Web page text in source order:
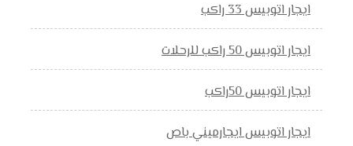
ايجار اتوبيس 33 راكب
ايجار اتوبيس 50 راكب للرحلات
ايجار اتوبيس 50راكب
ايجار اتوبيس ايجارميني باص